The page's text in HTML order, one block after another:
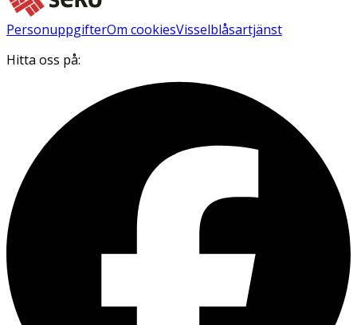
PersonuppgifterOm cookiesVisselblåsartjänst
Hitta oss på: